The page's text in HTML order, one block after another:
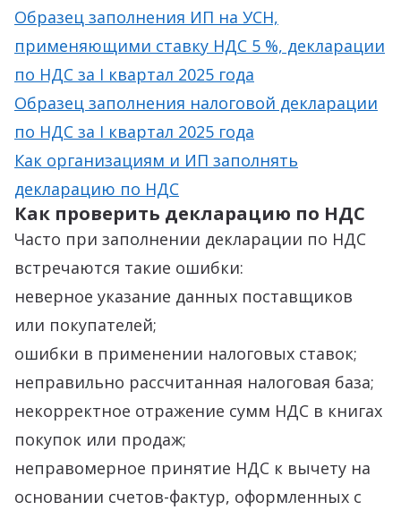
Образец заполнения ИП на УСН,
применяющими ставку НДС 5 %, декларации
по НДС за I квартал 2025 года
Образец заполнения налоговой декларации
по НДС за I квартал 2025 года
Как организациям и ИП заполнять
декларацию по НДС
Как проверить декларацию по НДС
Часто при заполнении декларации по НДС
встречаются такие ошибки:
неверное указание данных поставщиков
или покупателей;
ошибки в применении налоговых ставок;
неправильно рассчитанная налоговая база;
некорректное отражение сумм НДС в книгах
покупок или продаж;
неправомерное принятие НДС к вычету на
основании счетов-фактур, оформленных с